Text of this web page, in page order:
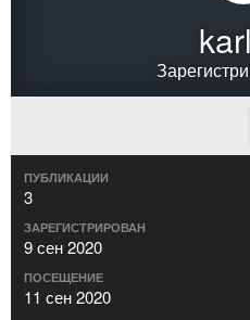
ПУБЛИКАЦИИ
3
ЗАРЕГИСТРИРОВАН
9 сен 2020
ПОСЕЩЕНИЕ
11 сен 2020